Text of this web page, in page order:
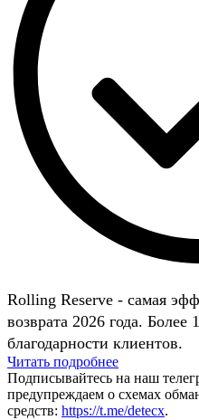
Rolling Reserve - самая
возврата 2026 года.
благодарности клиентов.
Читать подробнее
Подписывайтесь на наш
предупреждаем о схемах
средств: https://t.me/detecx.